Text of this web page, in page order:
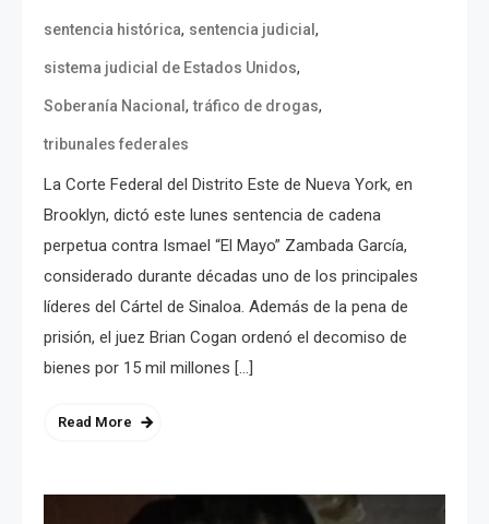
sentencia histórica, sentencia judicial ,
sistema judicial de Estados Unidos,
Soberanía Nacional ,tráfico de drogas,
tribunales federales
La Corte Federal del Distrito Este de Nueva York, en
Brooklyn, dictó este lunes sentencia de cadena
perpetua contra Ismael “El Mayo” Zambada García,
considerado durante décadas uno de los principales
líderes del Cártel de Sinaloa. Además de la pena de
prisión, el juez Brian Cogan ordenó el decomiso de
bienes por 15 mil millones […]
Read More